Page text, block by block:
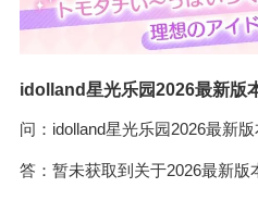
idolland星光乐园2026最新版
问：idolland星光乐园2026最新
答：暂未获取到关于2026最新版